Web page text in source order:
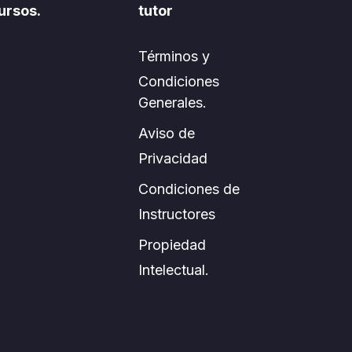
tutor
Términos y
Condiciones
Generales.
Aviso de
Privacidad
Condiciones de
Instructores
Propiedad
Intelectual.